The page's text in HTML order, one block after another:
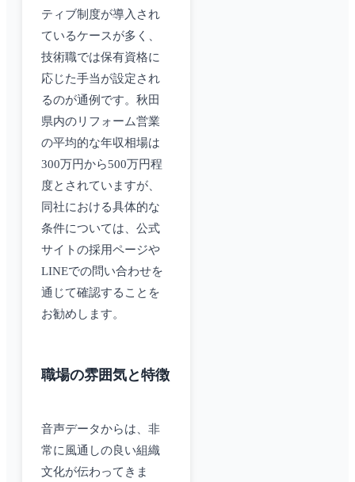
ティブ制度が導入され
ているケースが多く、
技術職では保有資格に
応じた手当が設定され
るのが通例です。秋田
県内のリフォーム営業
の平均的な年収相場は
300万円から500万円程
度とされていますが、
同社における具体的な
条件については、公式
サイトの採用ページや
LINEでの問い合わせを
通じて確認することを
お勧めします。
職場の雰囲気と特徴
音声データからは、非
常に風通しの良い組織
文化が伝わってきま